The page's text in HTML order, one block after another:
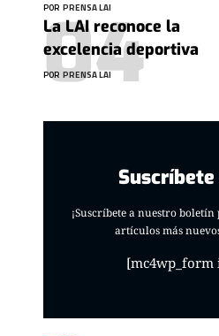
POR PRENSA LAI
La LAI reconoce la
excelencia deportiva
POR PRENSA LAI
¡Suscríbete a nuestro
artículos más
[mc4wp_form